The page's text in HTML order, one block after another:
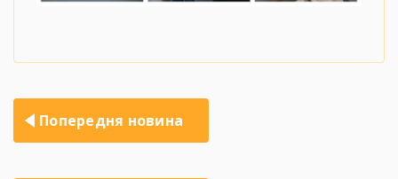
Навігація
записів
Попередня новина